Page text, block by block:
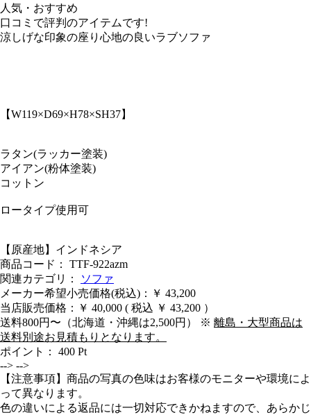
人気・おすすめ
口コミで評判のアイテムです!
涼しげな印象の座り心地の良いラブソファ
【W119×D69×H78×SH37】
ラタン(ラッカー塗装)
アイアン(粉体塗装)
コットン
ロータイプ使用可
【原産地】インドネシア
商品コード： TTF-922azm
関連カテゴリ：
ソファ
メーカー希望小売価格(税込)：￥ 43,200
当店販売価格：
￥ 40,000 ( 税込 ￥ 43,200 ）
送料800円〜（北海道・沖縄は2,500円） ※ 離島・大型商品は
送料別途お見積もりとなります。
ポイント： 400 Pt
--> -->
【注意事項】商品の写真の色味はお客様のモニターや環境によ
って異なります。
色の違いによる返品には一切対応できかねますので、あらかじ